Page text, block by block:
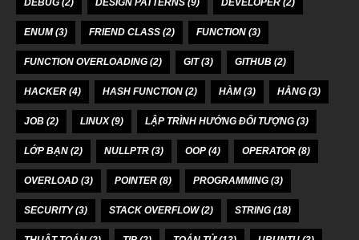
ENUM(3) FRIEND CLASS (2) FUNCTION (3)
FUNCTION OVERLOADING (2) GIT(3) GITHUB (2)
HACKER (4) HASH FUNCTION (2) HÀM(3) HẰNG (3)
JOB (2) LINUX(9) LẬP TRÌNH HƯỚNG ĐỐI TƯỢNG (3)
LỚP BẠN (2) NULLPTR (3) OOP (4) OPERATOR (8)
OVERLOAD (3) POINTER (8) PROGRAMMING (3)
SECURITY(3) STACK OVERFLOW(2) STRING (18)